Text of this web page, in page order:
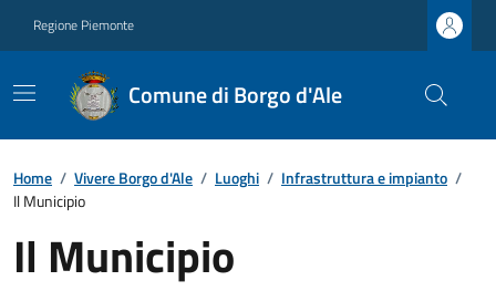
Regione Piemonte
Comune di Borgo d'Ale
Home / Vivere Borgo d'Ale / Luoghi / Infrastruttura e impianto /
Il Municipio
Il Municipio